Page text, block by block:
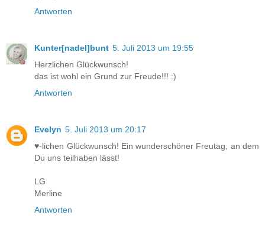
Antworten
Kunter[nadel]bunt 5. Juli 2013 um 19:55
Herzlichen Glückwunsch!
das ist wohl ein Grund zur Freude!!! :)
Antworten
Evelyn 5. Juli 2013 um 20:17
♥-lichen Glückwunsch! Ein wunderschöner Freutag, an dem
Du uns teilhaben lässt!
LG
Merline
Antworten